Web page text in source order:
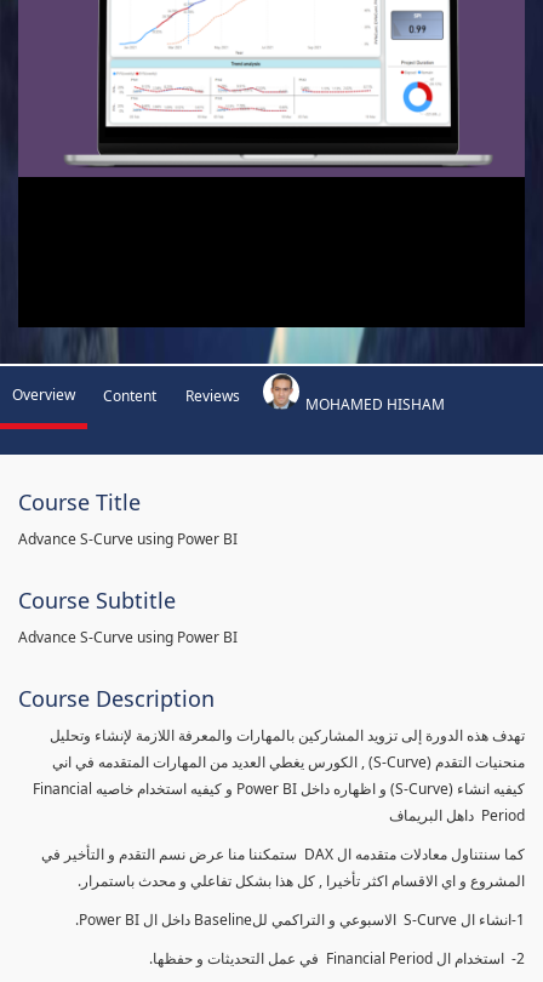
Overview Content Reviews MOHAMED HISHAM
Course Title
Advance S-Curve using Power BI
Course Subtitle
Advance S-Curve using Power BI
Course Description
تهدف هذه الدورة إلى تزويد المشاركين بالمهارات والمعرفة اللازمة لإنشاء وتحليل
منحنيات التقدم (S-Curve) , الكورس يغطي العديد من المهارات المتقدمه في اني
كيفيه انشاء (S-Curve) و اظهاره داخل Power BI و كيفيه استخدام خاصيه Financial
Period داهل البريماف
كما سنتناول معادلات متقدمه ال DAX ستمكننا منا عرض نسم التقدم و التأخير في
المشروع و اي الاقسام اكثر تأخيرا , كل هذا بشكل تفاعلي و محدث باستمرار.
1-انشاء ال S-Curve الاسبوعي و التراكمي للBaseline داخل ال Power BI.
2- استخدام ال Financial Period في عمل التحديثات و حفظها.